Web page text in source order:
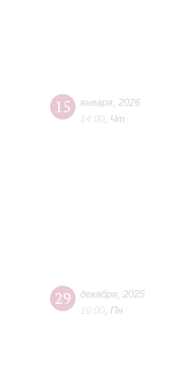
15 января 2026
14:00 Чт
29 декабря 2025
16:00 Пн